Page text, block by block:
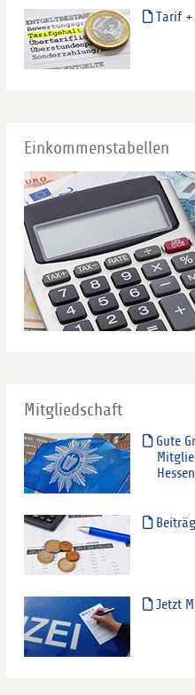
Tarif +
Einkommenstabellen
Mitgliedschaft
Gute
Hessen
Jetzt